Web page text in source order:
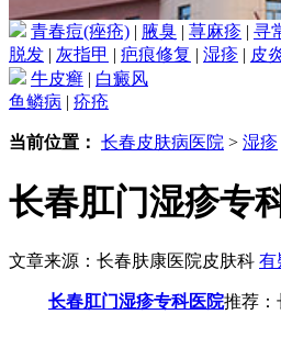
青春痘(痤疮) 腋臭 荨麻疹 寻
脱发
灰指甲 疤痕修复 湿疹 皮
牛皮癣
白癜风
鱼鳞病
疥疮
当前位置： 长春皮肤病医院 > 湿疹
长春肛门湿疹专
文章来源：长春肤康医院皮肤科 有
长春肛门湿疹专科医院推荐：